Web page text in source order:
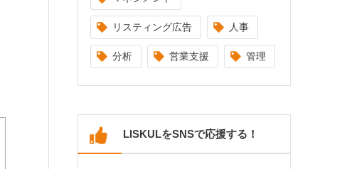
リスティング広告 人事
分析 営業支援 管理
LISKULをSNSで応援する！